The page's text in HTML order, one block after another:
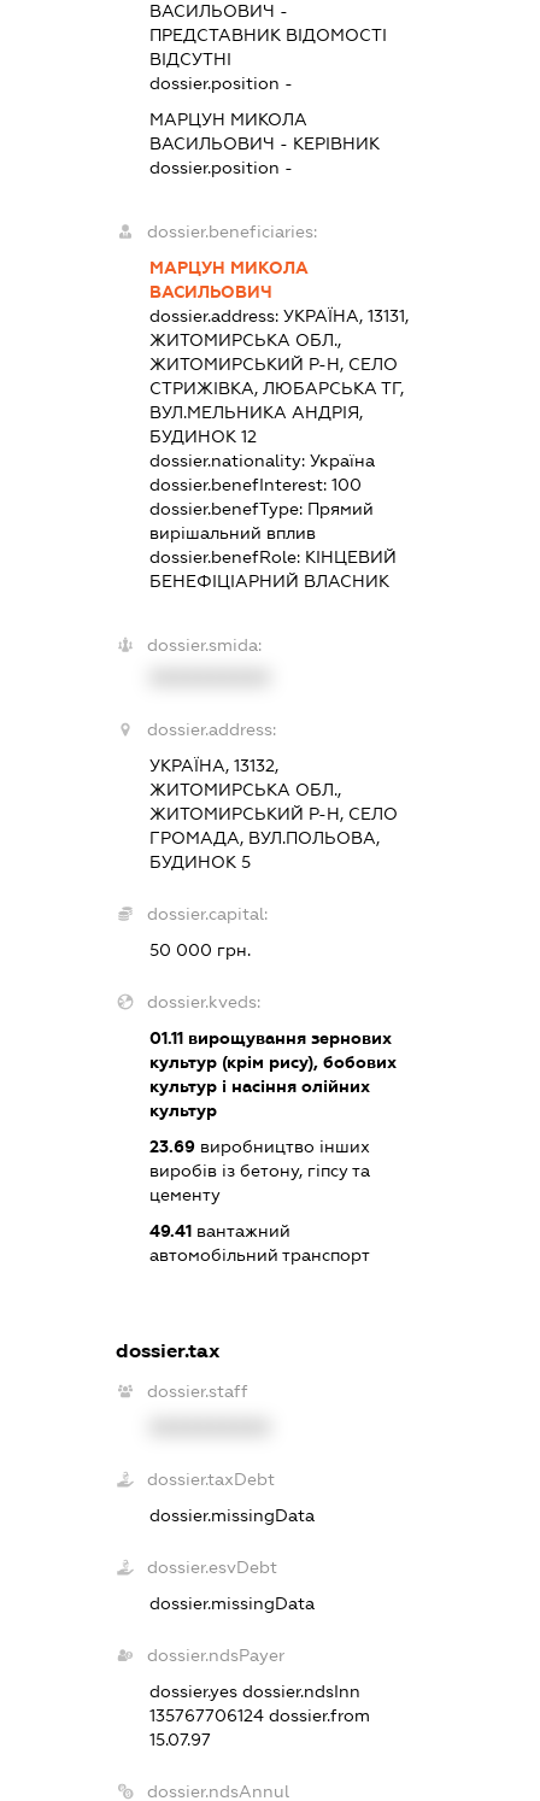
ВАСИЛЬОВИЧ -
ПРЕДСТАВНИК ВІДОМОСТІ
ВІДСУТНІ
dossier.position -
МАРЦУН МИКОЛА
ВАСИЛЬОВИЧ - КЕРІВНИК
dossier.position -
dossier.beneficiaries:
МАРЦУН МИКОЛА
ВАСИЛЬОВИЧ
dossier.address:УКРАЇНА, 13131,
ЖИТОМИРСЬКА ОБЛ.,
ЖИТОМИРСЬКИЙ Р-Н, СЕЛО
СТРИЖІВКА, ЛЮБАРСЬКА ТГ,
ВУЛ.МЕЛЬНИКА АНДРІЯ,
БУДИНОК 12
dossier.nationality:Україна
dossier.benefInterest:100
dossier.benefType: Прямий
вирішальний вплив
dossier.benefRole: КІНЦЕВИЙ
БЕНЕФІЦІАРНИЙ ВЛАСНИК
dossier.smida:
dossier.address:
УКРАЇНА, 13132,
ЖИТОМИРСЬКА ОБЛ.,
ЖИТОМИРСЬКИЙ Р-Н, СЕЛО
ГРОМАДА, ВУЛ.ПОЛЬОВА,
БУДИНОК 5
dossier.capital:
50 000 грн.
dossier.kveds:
01.11 вирощування зернових
культур (крім рису), бобових
культур і насіння олійних
культур
23.69 виробництво інших
виробів із бетону, гіпсу та
цементу
49.41 вантажний
автомобільний транспорт
dossier.tax
dossier.staff
dossier.taxDebt
dossier.missingData
dossier.esvDebt
dossier.missingData
dossier.ndsPayer
dossier.yesdossier.ndsInn
135767706124dossier.from
15.07.97
dossier.ndsAnnul